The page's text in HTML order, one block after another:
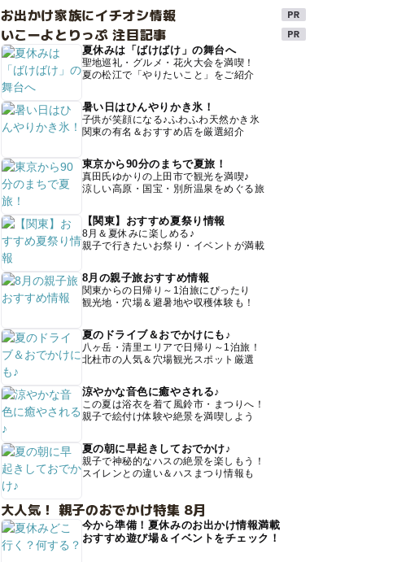
お出かけ家族にイチオシ情報
いこーよとりっぷ 注目記事
夏休みは「ばけばけ」の舞台へ
聖地巡礼・グルメ・花火大会を満喫！
夏の松江で「やりたいこと」をご紹介
暑い日はひんやりかき氷！
子供が笑顔になる♪ふわふわ天然かき氷
関東の有名＆おすすめ店を厳選紹介
東京から90分のまちで夏旅！
真田氏ゆかりの上田市で観光を満喫♪
涼しい高原・国宝・別所温泉をめぐる旅
【関東】おすすめ夏祭り情報
8月＆夏休みに楽しめる♪
親子で行きたいお祭り・イベントが満載
8月の親子旅おすすめ情報
関東からの日帰り～1泊旅にぴったり
観光地・穴場＆避暑地や収穫体験も！
夏のドライブ＆おでかけにも♪
八ヶ岳・清里エリアで日帰り～1泊旅！
北杜市の人気＆穴場観光スポット厳選
涼やかな音色に癒やされる♪
この夏は浴衣を着て風鈴市・まつりへ！
親子で絵付け体験や絶景を満喫しよう
夏の朝に早起きしておでかけ♪
親子で神秘的なハスの絶景を楽しもう！
スイレンとの違い＆ハスまつり情報も
大人気！ 親子のおでかけ特集 8月
今から準備！夏休みのお出かけ情報満載
おすすめ遊び場＆イベントをチェック！